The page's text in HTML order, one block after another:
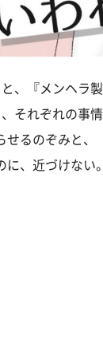
、『メンヘラ
それぞれの事
るのぞみと、
、近づけない